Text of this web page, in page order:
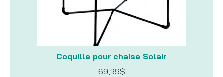
Coquille pour chaise Solair
69,99$